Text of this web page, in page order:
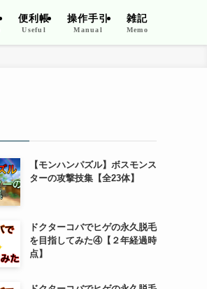
便利帳
Useful
操作手引
Manual
雑記
Memo
【モンハンパズル】ボスモンス
ターの攻撃技集【全23体】
ドクターコバでヒゲの永久脱毛
を目指してみた④【２年経過時
点】